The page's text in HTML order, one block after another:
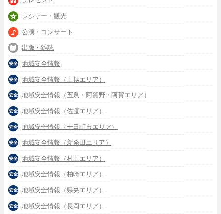
レジャー・観光
公演・コンサート
出版・雑誌
地域安全情報
地域安全情報（上越エリア）
地域安全情報（五泉・阿賀野・阿賀エリア）
地域安全情報（佐渡エリア）
地域安全情報（十日町市エリア）
地域安全情報（新発田エリア）
地域安全情報（村上エリア）
地域安全情報（柏崎エリア）
地域安全情報（県央エリア）
地域安全情報（長岡エリア）